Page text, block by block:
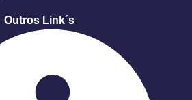
Outros Link´s